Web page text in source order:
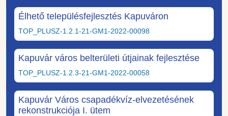
Élhető településfejlesztés Kapuváron
TOP_PLUSZ-1.2.1-21-GM1-2022-00098
Kapuvár város belterületi útjainak fejlesztése
TOP_PLUSZ-1.2.3-21-GM1-2022-00058
Kapuvár Város csapadékvíz-elvezetésének
rekonstrukciója I. ütem